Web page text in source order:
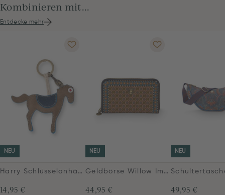
Kombinieren mit...
Entdecke mehr
NEU
Harry Schlüsselanhänger Pferd Khaki
14,95 €
NEU
Geldbörse Willow Imani Blau
44,95 €
NEU
49,95 €